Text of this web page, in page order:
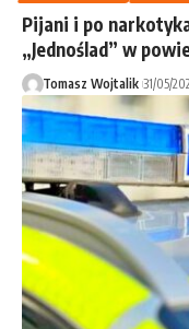
Pijani i po
„Jednoślad” w
Tomasz Wojtalik 31/05/